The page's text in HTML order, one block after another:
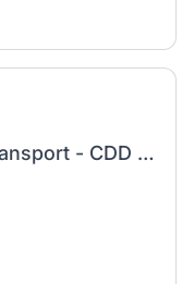
Assistant.e Coordinateur Transport - CDD (H/F)